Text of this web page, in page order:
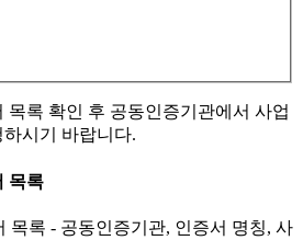
목록 확인 후 공동인증기관에서 사업
시기 바랍니다.
목록
목록 - 공동인증기관, 인증서 명칭, 사